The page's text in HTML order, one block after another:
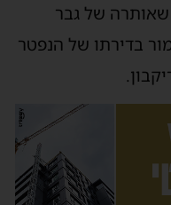
שאותרה של גבר
כאמור בדירתו של הנפטר